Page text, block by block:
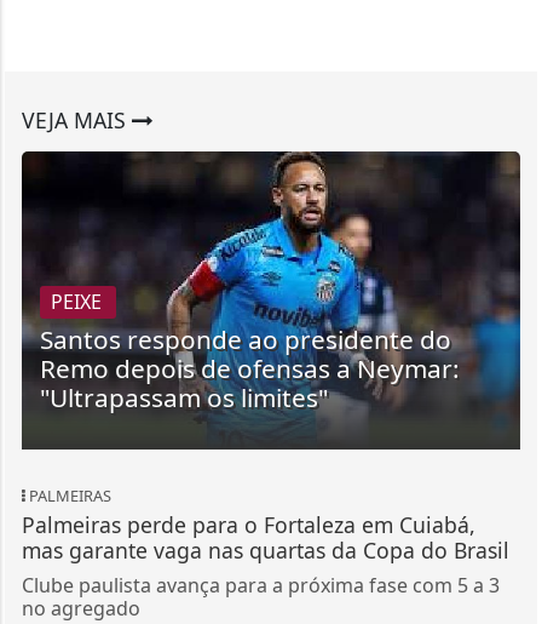
VEJA MAIS
PEIXE
Santos responde ao presidente do
Remo depois de ofensas a Neymar:
"Ultrapassam os limites"
PALMEIRAS
Palmeiras perde para o Fortaleza em Cuiabá,
mas garante vaga nas quartas da Copa do Brasil
Clube paulista avança para a próxima fase com 5 a 3
no agregado